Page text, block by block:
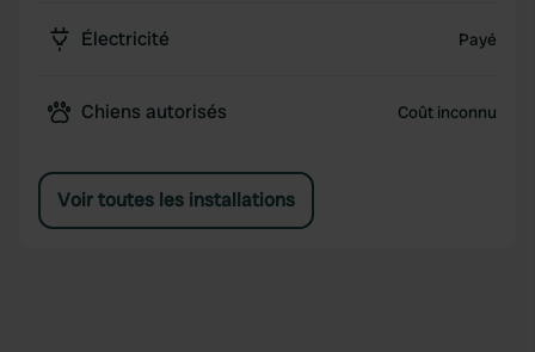
Électricité Payé
Chiens autorisés Coût inconnu
Voir toutes les installations